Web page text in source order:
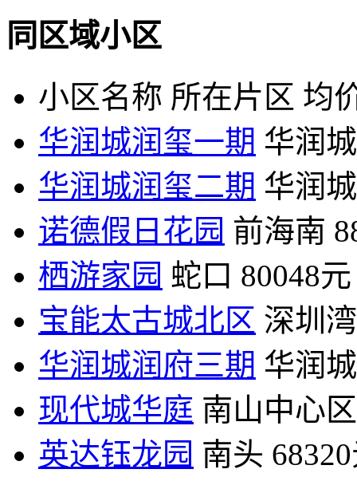
同区域小区
小区名称 所在片区 均
华润城润玺一期 华润城
华润城润玺二期 华润城
诺德假日花园 前海南
栖游家园 蛇口 80048元
宝能太古城北区 深圳湾
华润城润府三期 华润城
现代城华庭 南山中心区
英达钰龙园 南头